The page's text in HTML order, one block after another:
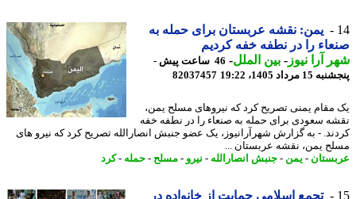
یمن: نقشه عربستان برای حمله به
را در نطفه خفه کردیم
آرا نیوز-بین الملل-
46 ساعت پیش -
1405، 19:22
82037457
یمنی تصریح کرد که نیروهای مسلح یمن،
سعودی برای حمله به صنعاء را در نطفه خفه
- به گزارش شهرآرانیوز، یک عضو جنبش انصارالله تصریح کرد که نیرو های
یمن، نقشه عربستان ...
-یمن -جنبش انصارالله-نیرو -مسلح-حمله-کرد
تجمع اسلامی حمایت از خانواده در